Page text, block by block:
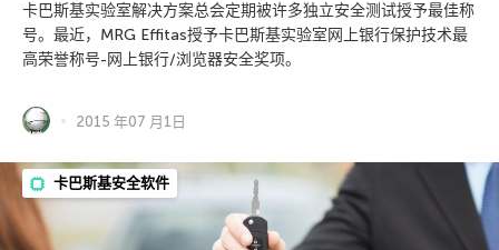
卡巴斯基实验室解决方案总会定期被许多独立安全测试授予最佳称
号。最近，MRG Effitas授予卡巴斯基实验室网上银行保护技术最
高荣誉称号-网上银行/浏览器安全奖项。
2015 年07 月1日
卡巴斯基安全软件